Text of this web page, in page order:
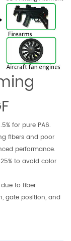
for pure PA6.
fibers and poor
performance.
to avoid color
to fiber
gate position, and